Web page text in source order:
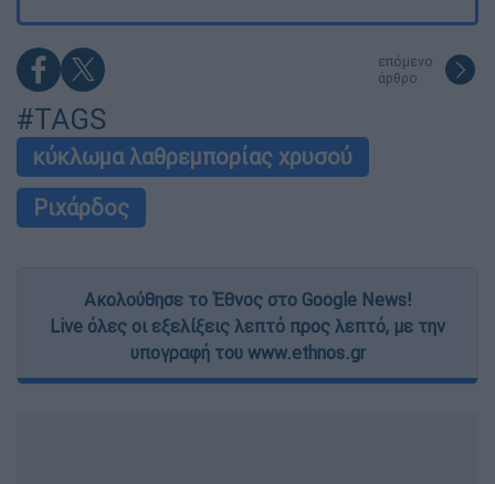
επόμενο
άρθρο
#TAGS
κύκλωμα λαθρεμπορίας χρυσού
Ριχάρδος
Ακολούθησε το Έθνος στο Google News!
Live όλες οι εξελίξεις λεπτό προς λεπτό, με την
υπογραφή του www.ethnos.gr